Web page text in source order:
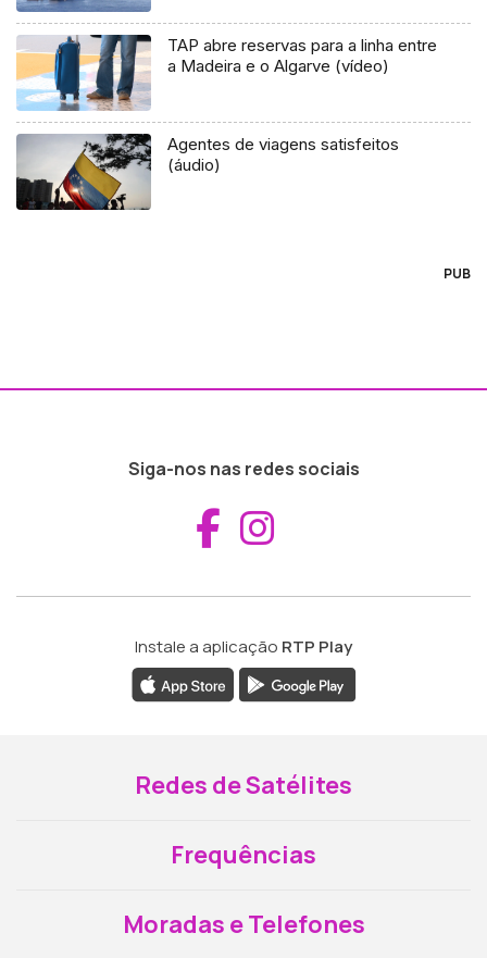
TAP abre reservas para a linha entre
a Madeira e o Algarve (vídeo)
Agentes de viagens satisfeitos
(áudio)
PUB
Siga-nos nas redes sociais
Aceder ao
Instale a aplicação RTP Play
Redes de Satélites
Frequências
Moradas e Telefones